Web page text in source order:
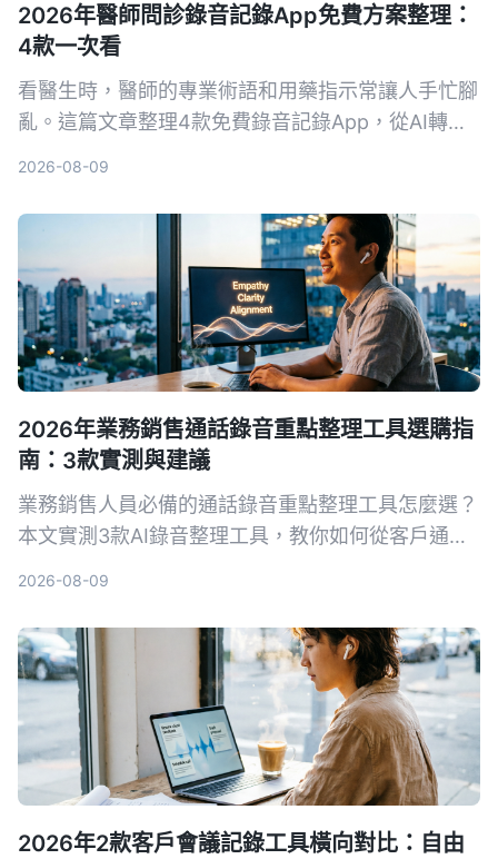
2026年醫師問診錄音記錄App免費方案整理：
4款一次看
看醫生時，醫師的專業術語和用藥指示常讓人手忙腳
亂。這篇文章整理4款免費錄音記錄App，從AI轉文
2026-08-09
2026年業務銷售通話錄音重點整理工具選購指
南：3款實測與建議
業務銷售人員必備的通話錄音重點整理工具怎麼選？
本文實測3款AI錄音整理工具，教你如何從客戶通話
2026-08-09
2026年2款客戶會議記錄工具橫向對比：自由